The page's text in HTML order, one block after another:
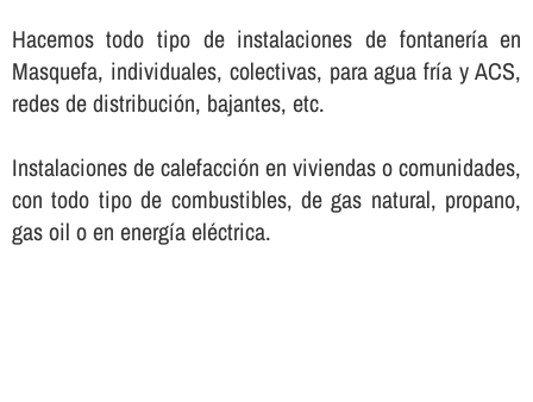
Hacemos todo tipo de instalaciones de fontanerí­a en
Masquefa, individuales, colectivas, para agua frí­a y ACS,
redes de distribución, bajantes, etc.
Instalaciones de calefacción en viviendas o comunidades,
con todo tipo de combustibles, de gas natural, propano,
gas oil o en energí­a eléctrica.